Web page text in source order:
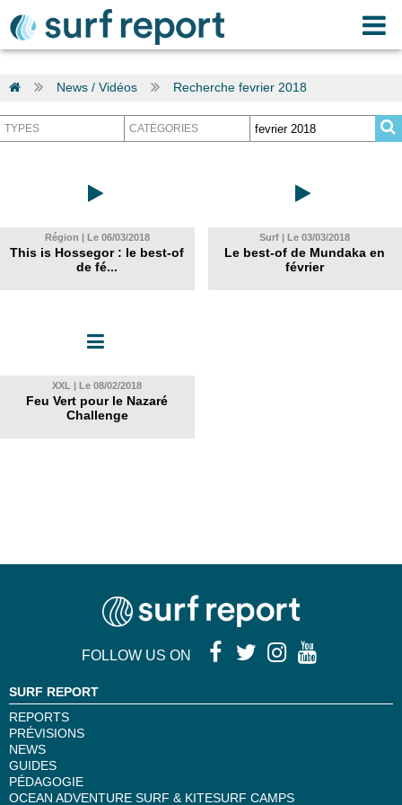
News / Vidéos Recherche fevrier 2018
Région | Le 06/03/2018
This is Hossegor : le best-of
de fé...
Surf | Le 03/03/2018
Le best-of de Mundaka en
février
XXL | Le 08/02/2018
Feu Vert pour le Nazaré
Challenge
FOLLOW US ON
SURF REPORT
REPORTS
PRÉVISIONS
NEWS
GUIDES
PÉDAGOGIE
OCEAN ADVENTURE SURF & KITESURF CAMPS